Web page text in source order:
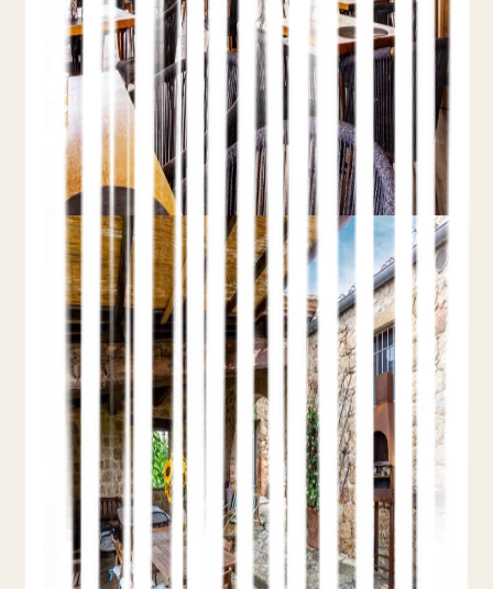
Lo que el paid search puede y no puede hacer
por un hotel: tipos de campaña, puja por marca,
presupuestos realistas y cómo medir reservas
directas en lugar de clics.
Leer el artículo completo
Hotel SEO
SEO Local para Hoteles y
Google Business Profile
9 de junio de 2026
Teo Yordanov
11 min de lectura
Google Business Profile
NAP y
citas
Reseñas y contenido local
Cómo los hoteles independientes aparecen en
el módulo hotelero de Google y en búsquedas
de 'hoteles cerca de mí' mediante la